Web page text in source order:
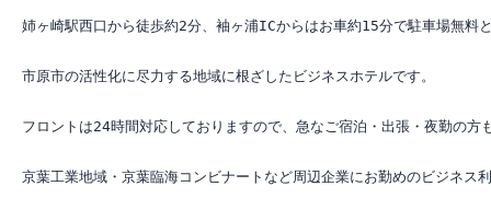
姉ヶ崎駅西口から徒歩約2分、袖ヶ浦ICからはお車約15分で駐車場無料
市原市の活性化に尽力する地域に根ざしたビジネスホテルです。
フロントは24時間対応しておりますので、急なご宿泊・出張・夜勤の方
京葉工業地域・京葉臨海コンビナートなど周辺企業にお勤めのビジネ